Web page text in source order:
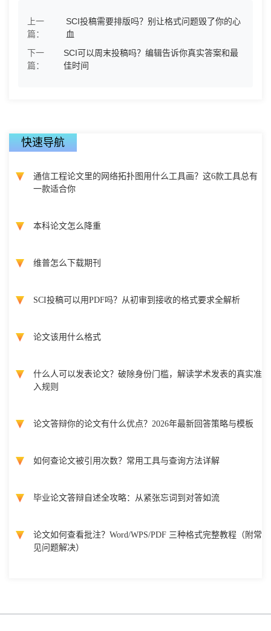
上一
篇：
SCI投稿需要排版吗？别让格式问题毁了你的心
血
下一
篇：
SCI可以周末投稿吗？编辑告诉你真实答案和最
佳时间
快速导航
通信工程论文里的网络拓扑图用什么工具画？这6款工具总有
一款适合你
本科论文怎么降重
维普怎么下载期刊
SCI投稿可以用PDF吗？从初审到接收的格式要求全解析
论文该用什么格式
什么人可以发表论文？破除身份门槛，解读学术发表的真实准
入规则
论文答辩你的论文有什么优点？2026年最新回答策略与模板
如何查论文被引用次数？常用工具与查询方法详解
毕业论文答辩自述全攻略：从紧张忘词到对答如流
论文如何查看批注？Word/WPS/PDF 三种格式完整教程（附常
见问题解决）